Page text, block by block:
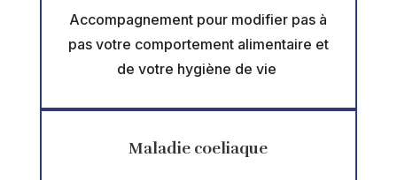
Accompagnement pour modifier pas à
pas votre comportement alimentaire et
de votre hygiène de vie
Maladie coeliaque